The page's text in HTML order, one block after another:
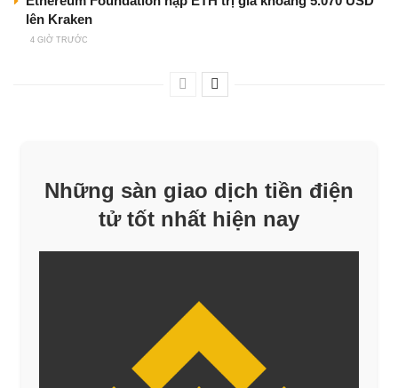
lên Kraken
4 GIỜ TRƯỚC
Những sàn giao dịch tiền điện
tử tốt nhất hiện nay